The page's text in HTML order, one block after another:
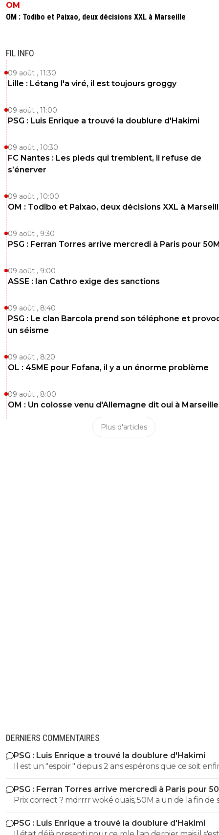
OM
OM : Todibo et Paixao, deux décisions XXL à Marseille
FIL INFO
09 août , 11:30
Lille : Létang l'a viré, il est toujours groggy
09 août , 11:00
PSG : Luis Enrique a trouvé la doublure d'Hakimi
09 août , 10:30
FC Nantes : Les pieds qui tremblent, il refuse de
s’énerver
09 août , 10:00
OM : Todibo et Paixao, deux décisions XXL à
09 août , 9:30
PSG : Ferran Torres arrive mercredi à Paris pour
09 août , 9:00
ASSE : Ian Cathro exige des sanctions
09 août , 8:40
PSG : Le clan Barcola prend son téléphone et
un séisme
09 août , 8:20
OL : 45ME pour Fofana, il y a un énorme problème
09 août , 8:00
OM : Un colosse venu d'Allemagne dit oui à Marseille
Plus d'articles
DERNIERS COMMENTAIRES
PSG : Luis Enrique a trouvé la doublure d'Hakimi
Il est un "espoir " depuis 2 ans espérons que ce soit enfin son
tour . S'il ne se blesse plus c'est un futur BON àà ce
PSG : Ferran Torres arrive mercredi à Paris pour
Prix correct ? mdrrrr woké ouais, 50M a un de la fin de
contrat, la blague, venez pas pleurer quand je
sur Godts
PSG : Luis Enrique a trouvé la doublure d'Hakimi